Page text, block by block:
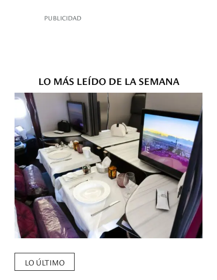
PUBLICIDAD
LO MÁS LEÍDO DE LA SEMANA
LO ÚLTIMO